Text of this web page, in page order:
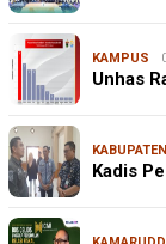
KAMPUS
Unhas
Kadis